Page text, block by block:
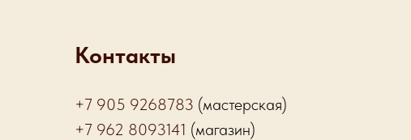
Контакты
+7 905 9268783 (мастерская)
+7 962 8093141 (магазин)